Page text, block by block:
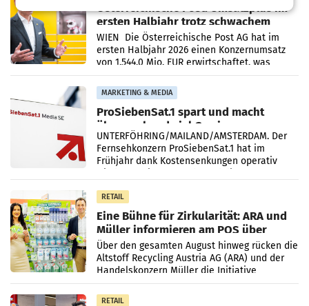
Österreichische Post: Umsatzplus im
ersten Halbjahr trotz schwachem
Briefgeschäft
WIEN Die Österreichische Post AG hat im
ersten Halbjahr 2026 einen Konzernumsatz
von 1.544,0 Mio. EUR erwirtschaftet, was
einem Plus von 3,8 Prozent gegenüber dem
Vergleichszeitraum
MARKETING & MEDIA
ProSiebenSat.1 spart und macht
überraschend viel Gewinn
UNTERFÖHRING/MAILAND/AMSTERDAM. Der
Fernsehkonzern ProSiebenSat.1 hat im
Frühjahr dank Kostensenkungen operativ
RETAIL
Eine Bühne für Zirkularität: ARA und
Müller informieren am POS über
Kreislauffähigkeit
Über den gesamten August hinweg rücken die
Altstoff Recycling Austria AG (ARA) und der
Handelskonzern Müller die Initiative
„Kreislauf-Helden“ in allen österreichischen
Müller-Filialen
RETAIL